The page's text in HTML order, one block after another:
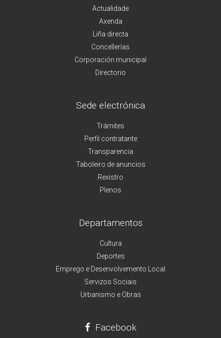
Actualidade
Axenda
Liña directa
Concellerías
Corporación municipal
Directorio
Sede electrónica
Trámites
Perfil contratante
Transparencia
Taboleiro de anuncios
Rexistro
Plenos
Departamentos
Cultura
Deportes
Emprego e Desenvolvemento Local
Servizos Sociais
Urbanismo e Obras
Facebook